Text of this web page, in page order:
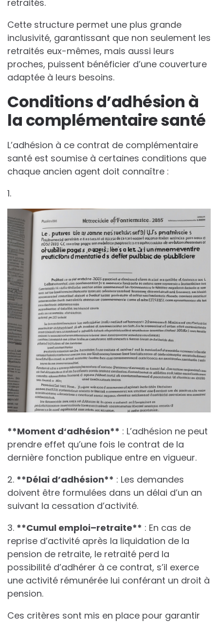
retraités.
Cette structure permet une plus grande
inclusivité, garantissant que non seulement les
retraités eux-mêmes, mais aussi leurs
proches, puissent bénéficier d’une couverture
adaptée à leurs besoins.
Conditions d’adhésion à
la complémentaire santé
L’adhésion à ce contrat de complémentaire
santé est soumise à certaines conditions que
chaque ancien agent doit connaître :
1.
**Moment d‘adhésion** : L’adhésion ne peut
prendre effet qu’une fois le contrat de la
dernière fonction publique entre en vigueur.
2. **Délai d’adhésion** : Les demandes
doivent être formulées dans un délai d’un an
suivant la cessation d’activité.
3. **Cumul emploi–retraite** : En cas de
reprise d’activité après la liquidation de la
pension de retraite, le retraité perd la
possibilité d’adhérer à ce contrat, s’il exerce
une activité rémunérée lui conférant un droit à
pension.
Ces critères sont mis en place pour garantir